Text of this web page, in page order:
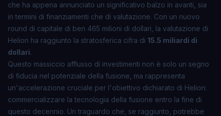
che ha appena annunciato un significativo balzo in avanti, sia
in termini di finanziamenti che di valutazione. Con un nuovo
round di capitale di ben 465 milioni di dollari , la valutazione di
Helion ha raggiunto la stratosferica cifra di 15.5 miliardi di
dollari.
Questo massiccio afflusso di investimenti non è solo un segno
di fiducia nel potenziale della fusione, ma rappresenta
un'accelerazione cruciale per l'obiettivo dichiarato di Helion:
commercializzare la tecnologia della fusione entro la fine di
questo decennio. Un traguardo che, se raggiunto, potrebbe